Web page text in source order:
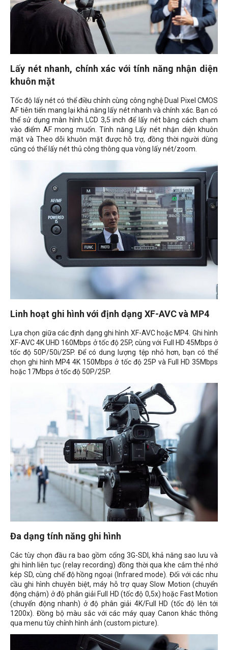
Lấy nét nhanh, chính xác với tính năng nhận diện
khuôn mặt
Tốc độ lấy nét có thể điều chỉnh cùng công nghệ Dual Pixel CMOS
AF tiên tiến mang lại khả năng lấy nét nhanh và chính xác. Bạn có
thể sử dụng màn hình LCD 3,5 inch để lấy nét bằng cách chạm
vào điểm AF mong muốn. Tính năng Lấy nét nhận diện khuôn
mặt và Theo dõi khuôn mặt được hỗ trợ, đồng thời người dùng
cũng có thể lấy nét thủ công thông qua vòng lấy nét/zoom.
Linh hoạt ghi hình với định dạng XF-AVC và MP4
Lựa chọn giữa các định dạng ghi hình XF-AVC hoặc MP4. Ghi hình
XF-AVC 4K UHD 160Mbps ở tốc độ 25P, cùng với Full HD 45Mbps ở
tốc độ 50P/50i/25P. Để có dung lượng tệp nhỏ hơn, bạn có thể
chọn ghi hình MP4 4K 150Mbps ở tốc độ 25P và Full HD 35Mbps
hoặc 17Mbps ở tốc độ 50P/25P.
Đa dạng tính năng ghi hình
Các tùy chọn đầu ra bao gồm cổng 3G-SDI, khả năng sao lưu và
ghi hình liên tục (relay recording) đồng thời qua khe cắm thẻ nhớ
kép SD, cùng chế độ hồng ngoại (Infrared mode). Đối với các nhu
cầu ghi hình chuyên biệt, máy hỗ trợ quay Slow Motion (chuyển
động chậm) ở độ phân giải Full HD (tốc độ 0,5x) hoặc Fast Motion
(chuyển động nhanh) ở độ phân giải 4K/Full HD (tốc độ lên tới
1200x). Đồng bộ màu sắc với các máy quay Canon khác thông
qua menu tùy chỉnh hình ảnh (custom picture).